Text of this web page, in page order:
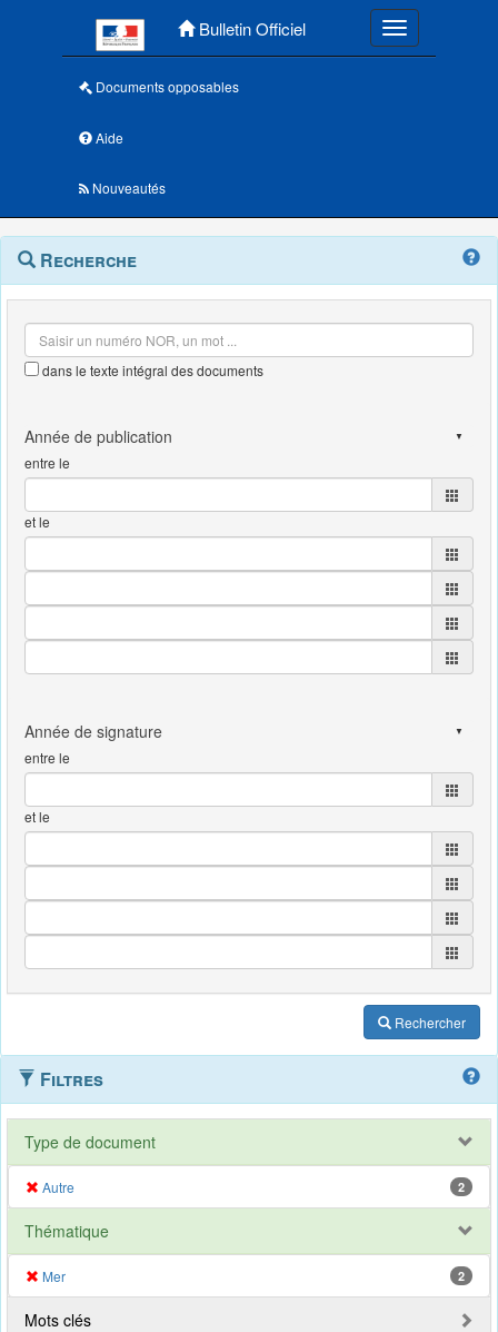
Bulletin Officiel Toggle
Documents opposables
Aide
Nouveautés
Navigation
outils
Menu
contextuel
Recherche
dans le texte intégral des documents
entre le
et le
entre le
et le
Rechercher
Filtres
Type de document
Autre 2
Thématique
Mer 2
Mots clés